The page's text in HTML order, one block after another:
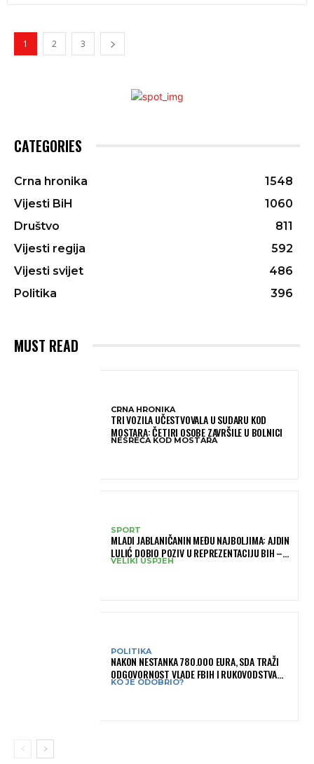
1 2 3
CATEGORIES
Crna hronika
1548
Vijesti BiH
1060
Društvo
811
Vijesti regija
592
Vijesti svijet
486
Politika
396
MUST READ
CRNA HRONIKA
TRI VOZILA UČESTVOVALA U SUDARU KOD
MOSTARA: ČETIRI OSOBE ZAVRŠILE U BOLNICI
NESREĆA KOD MOSTARA
SPORT
MLADI JABLANIČANIN MEĐU NAJBOLJIMA: AJDIN
LULIĆ DOBIO POZIV U REPREZENTACIJU BIH –
BRANIT ĆE BOJE BIH NA SLOVENIA BALL
VELIKI USPJEH
POLITIKA
NAKON NESTANKA 780.000 EURA, SDA TRAŽI
ODGOVORNOST VLADE FBIH I RUKOVODSTVA
IGMANA
KO JE ODOBRIO?